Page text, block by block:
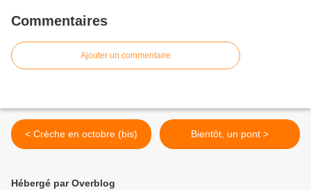
Commentaires
Ajouter un commentaire
< Crèche en octobre (bis) Bientôt, un pont >
Hébergé par Overblog